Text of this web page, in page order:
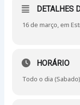
DETALHES
16 de março, em
HORÁRIO
Todo o dia (Sabado)